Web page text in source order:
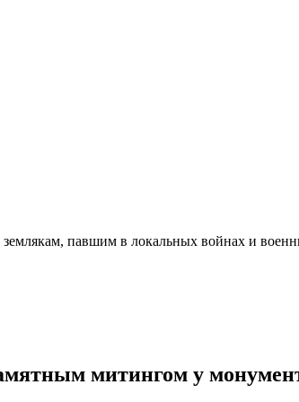
павшим в локальных войнах и
митингом у